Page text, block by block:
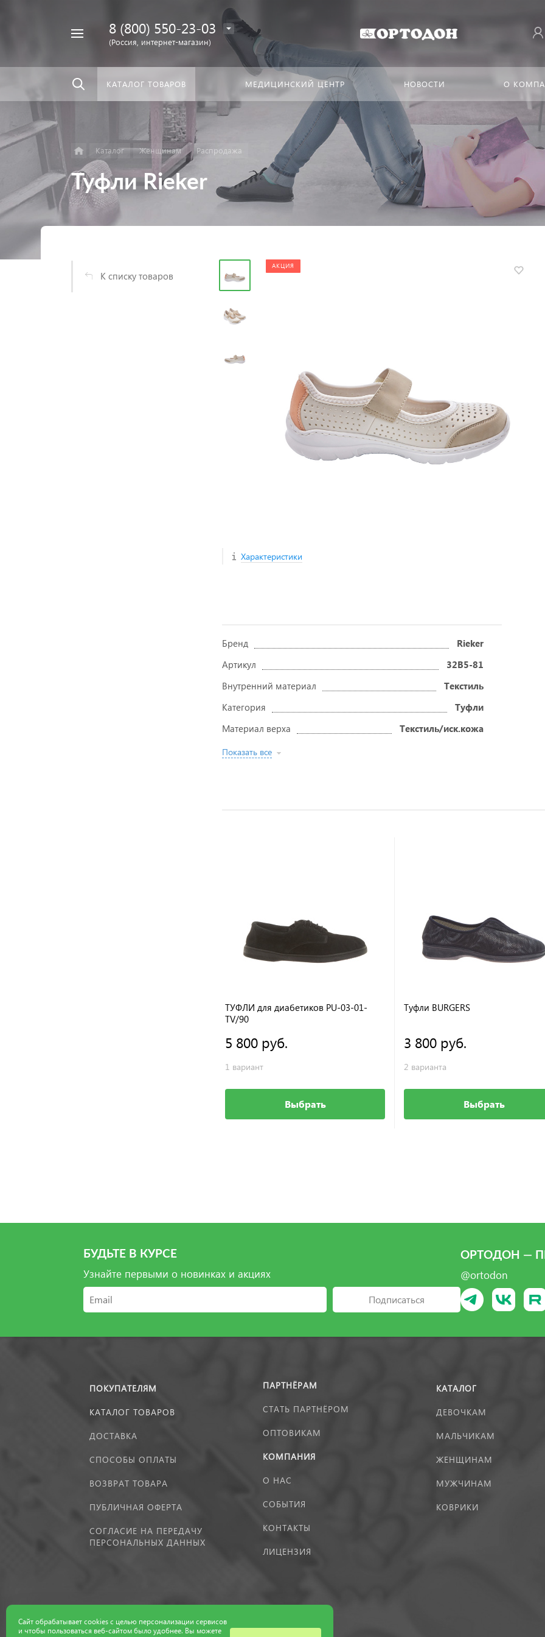
8 (800) 550-23-03
(Россия, интернет-магазин)
КАТАЛОГ ТОВАРОВ МЕДИЦИНСКИЙ ЦЕНТР НОВОСТИ О
Каталог Женщинам Распродажа
Туфли Rieker
К списку товаров
АКЦИЯ
Характеристики
Бренд
Rieker
Артикул
32B5-81
Внутренний материал
Текстиль
Категория
Туфли
Материал верха
Текстиль/иск.кожа
Показать все
ТУФЛИ для диабетиков PU-03-01-
TV/90
5 800 руб.
1 вариант
Выбрать
Туфли BURGERS
3 800 руб.
2 варианта
Выбрать
БУДЬТЕ В КУРСЕ
Узнайте первыми о новинках и акциях
Подписаться
ОРТОДОН —
@ortodon
ПОКУПАТЕЛЯМ
КАТАЛОГ ТОВАРОВ
ДОСТАВКА
СПОСОБЫ ОПЛАТЫ
ВОЗВРАТ ТОВАРА
ПУБЛИЧНАЯ ОФЕРТА
СОГЛАСИЕ НА ПЕРЕДАЧУ
ПЕРСОНАЛЬНЫХ ДАННЫХ
ПАРТНЁРАМ
СТАТЬ ПАРТНЁРОМ
ОПТОВИКАМ
КОМПАНИЯ
О НАС
СОБЫТИЯ
КОНТАКТЫ
ЛИЦЕНЗИЯ
КАТАЛОГ
ДЕВОЧКАМ
МАЛЬЧИКАМ
ЖЕНЩИНАМ
МУЖЧИНАМ
КОВРИКИ
Сайт обрабатывает cookies с целью персонализации сервисов
и чтобы пользоваться веб-сайтом было удобнее. Вы можете